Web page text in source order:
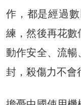
作，都是經過
練，然後再花
動作安全、流
封，殺傷力不會